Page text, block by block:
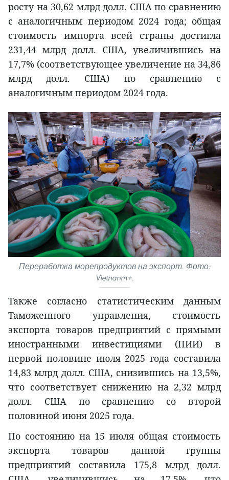
росту на 30,62 млрд долл. США по сравнению
с аналогичным периодом 2024 года; общая
стоимость импорта всей страны достигла
231,44 млрд долл. США, увеличившись на
17,7% (соответствующее увеличение на 34,86
млрд долл. США) по сравнению с
аналогичным периодом 2024 года.
Переработка морепродуктов на экспорт. Фото:
Vietnanm+.
Также согласно статистическим данным
Таможенного управления, стоимость
экспорта товаров предприятий с прямыми
иностранными инвестициями (ПИИ) в
первой половине июля 2025 года составила
14,83 млрд долл. США, снизившись на 13,5%,
что соответствует снижению на 2,32 млрд
долл. США по сравнению со второй
половиной июня 2025 года.
По состоянию на 15 июля общая стоимость
экспорта товаров данной группы
предприятий составила 175,8 млрд долл.